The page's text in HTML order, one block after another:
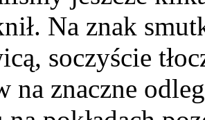
Na znak
soczyście
na znaczne